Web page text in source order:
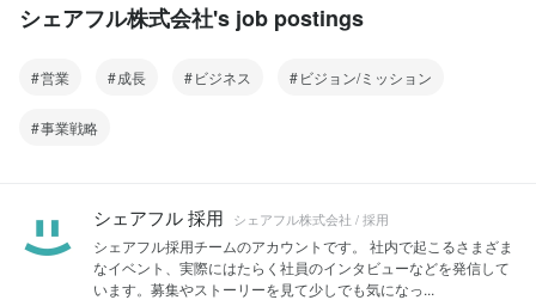
シェアフル株式会社's job postings
営業 成長 ビジネス ビジョン/ミッション
事業戦略
シェアフル 採用 シェアフル株式会社 / 採用
シェアフル採用チームのアカウントです。 社内で起こるさまざま
なイベント、実際にはたらく社員のインタビューなどを発信して
います。募集やストーリーを見て少しでも気になっ...